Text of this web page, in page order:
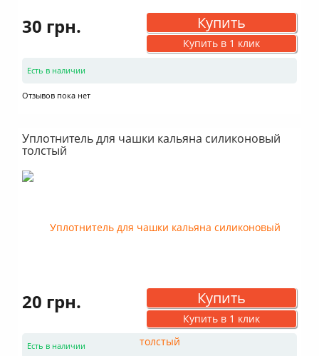
30 грн. Купить
Купить в 1 клик
Есть в наличии
Отзывов пока нет
Уплотнитель для чашки кальяна силиконовый
толстый
20 грн. Купить
Купить в 1 клик
Есть в наличии